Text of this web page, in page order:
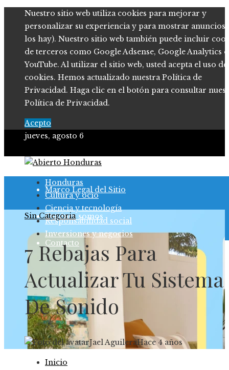
Nuestro sitio web utiliza cookies para mejorar y
personalizar su experiencia y para mostrar anuncios
los hay). Nuestro sitio web también puede incluir
de terceros como Google Adsense, Google Analytics o
YouTube. Al utilizar el sitio web, usted acepta el uso de
cookies. Hemos actualizado nuestra Política de
Privacidad. Haga clic en el botón para consultar
Política de Privacidad.
Acepto
jueves, agosto 6
Política de Privacidad
Marco Legal del Sitio
Quiénes somos
Contacto
Honduras
Cultura y ocio
Ciencia y tecnología
Responsabilidad social
Inversiones y negocios
Sin Categoria
7 Rebajas Para
Actualizar Tu Sistema
De Sonido
Jael AguileraHace 4 años
Inicio